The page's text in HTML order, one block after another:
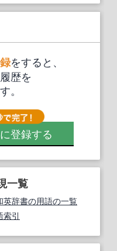
をすると、
歴を
。
に登録する
一覧
英辞書の用語の一覧
引